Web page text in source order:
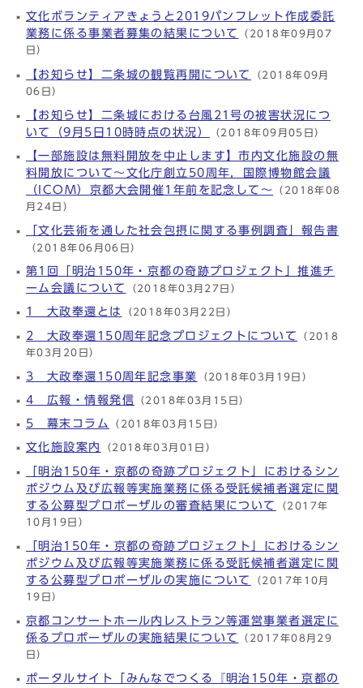
文化ボランティアきょうと2019パンフレット作成委託
業務に係る事業者募集の結果について
（2018年09月07
日）
【お知らせ】二条城の観覧再開について
（2018年09月
06日）
【お知らせ】二条城における台風21号の被害状況につ
いて（9月5日10時時点の状況）
（2018年09月05日）
【一部施設は無料開放を中止します】市内文化施設の無
料開放について～文化庁創立50周年，国際博物館会議
（ICOM）京都大会開催1年前を記念して～
（2018年08
月24日）
「文化芸術を通した社会包摂に関する事例調査」報告書
（2018年06月06日）
第1回「明治150年・京都の奇跡プロジェクト」推進チ
ーム会議について
（2018年03月27日）
1 大政奉還とは （2018年03月22日）
2 大政奉還150周年記念プロジェクトについて （2018
年03月20日）
3 大政奉還150周年記念事業
（2018年03月19日）
4 広報・情報発信 （2018年03月15日）
5 幕末コラム （2018年03月15日）
文化施設案内 （2018年03月01日）
「明治150年・京都の奇跡プロジェクト」におけるシン
ポジウム及び広報等実施業務に係る受託候補者選定に関
する公募型プロポーザルの審査結果について
（2017年
10月19日）
「明治150年・京都の奇跡プロジェクト」におけるシン
ポジウム及び広報等実施業務に係る受託候補者選定に関
する公募型プロポーザルの実施について
（2017年10月
19日）
京都コンサートホール内レストラン等運営事業者選定に
係るプロポーザルの実施結果について
（2017年08月29
日）
ポータルサイト「みんなでつくる『明治150年・京都の